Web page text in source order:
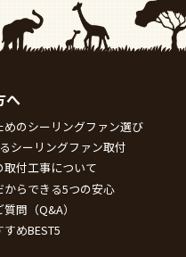
へ
めのシーリングファン選び
シーリングファン取付
取付工事について
からできる5つの安心
問（Q&A）
めBEST5